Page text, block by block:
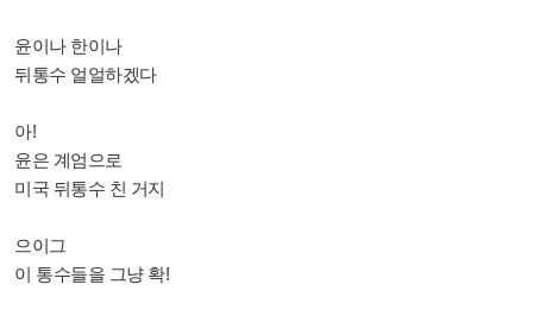
윤이나 한이나
뒤통수 얼얼하겠다
아!
윤은 계엄으로
미국 뒤통수 친 거지
으이그
이 통수들을 그냥 확!